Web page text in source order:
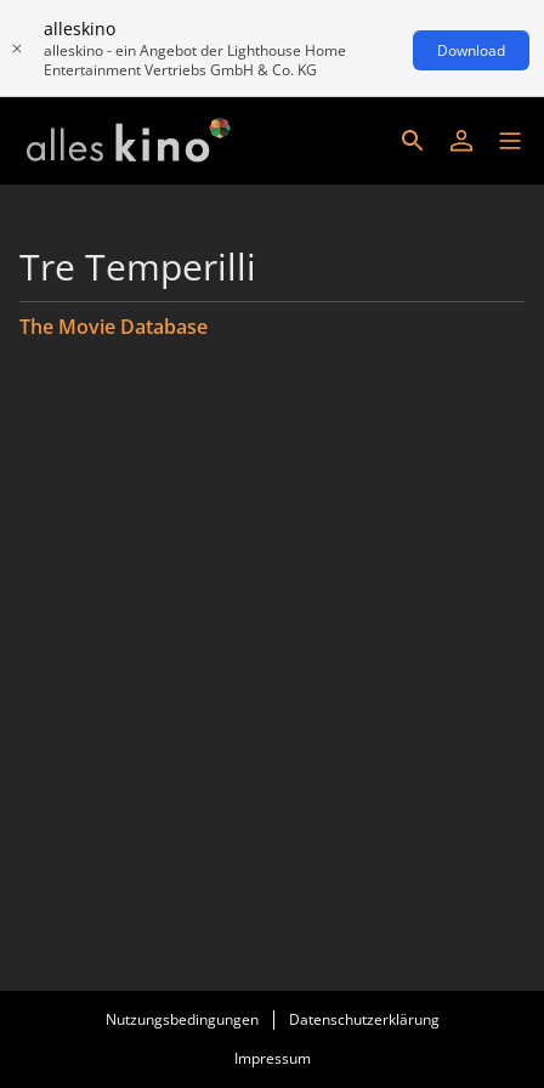
alleskino
alleskino - ein Angebot der Lighthouse Home
Entertainment Vertriebs GmbH & Co. KG
Download
Tre Temperilli
The Movie Database
Nutzungsbedingungen
Datenschutzerklärung
Impressum